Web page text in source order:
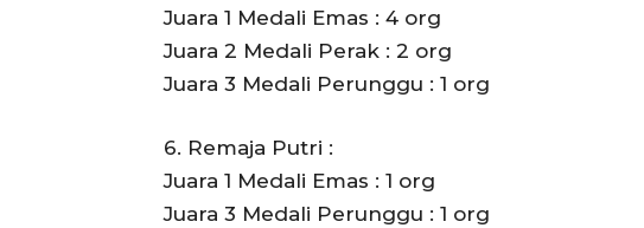
Juara 1 Medali Emas : 4 org
Juara 2 Medali Perak : 2 org
Juara 3 Medali Perunggu : 1 org
6. Remaja Putri :
Juara 1 Medali Emas : 1 org
Juara 3 Medali Perunggu : 1 org